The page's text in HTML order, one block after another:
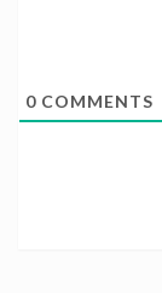
0 COMMENTS